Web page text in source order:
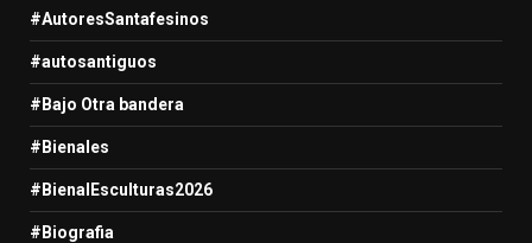
#AutoresSantafesinos
#autosantiguos
#Bajo Otra bandera
#Bienales
#BienalEsculturas2026
#Biografia